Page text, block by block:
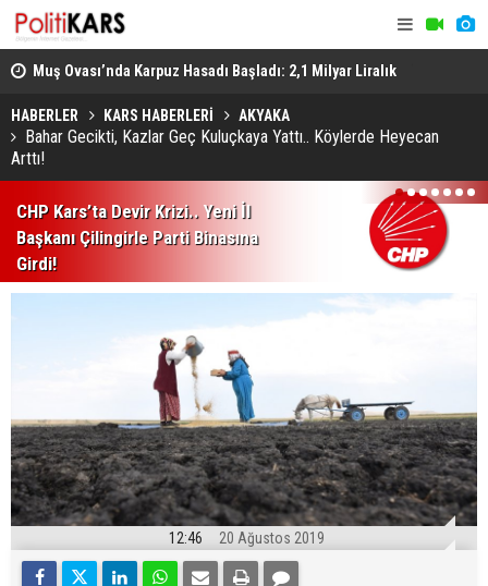
Muş Ovası’nda Karpuz Hasadı Başladı: 2,1 Milyar Liralık
Gelir Hedefleniyor
HABERLER KARS HABERLERİ AKYAKA
Bahar Gecikti, Kazlar Geç Kuluçkaya Yattı.. Köylerde Heyecan
Arttı!
CHP Kars’ta Devir Krizi.. Yeni İl
Başkanı Çilingirle Parti Binasına
Girdi!
1 2 3 4 5 6 7
12:46 20 Ağustos 2019